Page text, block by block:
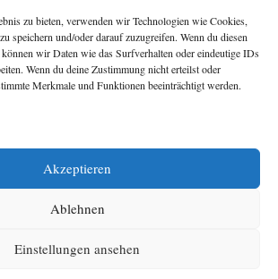
zu bieten, verwenden wir Technologien wie Cookies,
speichern und/oder darauf zuzugreifen. Wenn du diesen
wir Daten wie das Surfverhalten oder eindeutige IDs
Wenn du deine Zustimmung nicht erteilst oder
Merkmale und Funktionen beeinträchtigt werden.
Akzeptieren
Ablehnen
Einstellungen ansehen
Impressum
Michael Baden,
Diese Webseite stellt
zehn Jahre der